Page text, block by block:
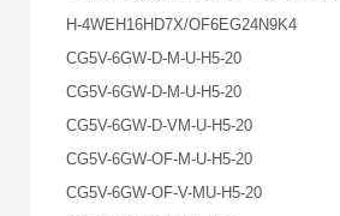
H-4WEH16HD7X/OF6EG24N9K4
CG5V-6GW-D-M-U-H5-20
CG5V-6GW-D-M-U-H5-20
CG5V-6GW-D-VM-U-H5-20
CG5V-6GW-OF-M-U-H5-20
CG5V-6GW-OF-V-MU-H5-20